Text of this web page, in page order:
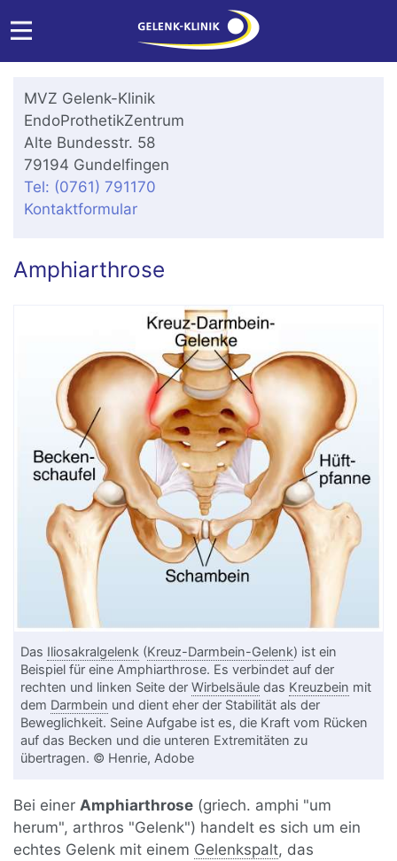
MVZ Gelenk-Klinik
EndoProthetikZentrum
Alte Bundesstr. 58
79194 Gundelfingen
Tel: (0761) 791170
Kontaktformular
Amphiarthrose
Das Iliosakralgelenk (Kreuz-Darmbein-Gelenk) ist ein
Beispiel für eine Amphiarthrose. Es verbindet auf der
rechten und linken Seite derWirbelsäule das Kreuzbein mit
dem Darmbein und dient eher der Stabilität als der
Beweglichkeit. Seine Aufgabe ist es, die Kraft vom Rücken
auf das Becken und die unteren Extremitäten zu
übertragen. © Henrie, Adobe
Bei einer Amphiarthrose (griech. amphi "um
herum", arthros "Gelenk") handelt es sich um ein
echtes Gelenk mit einem Gelenkspalt, das